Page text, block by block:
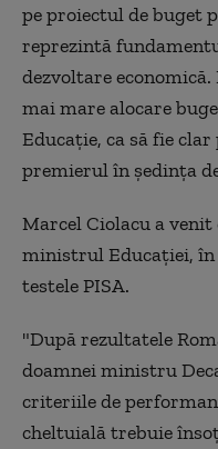
pe proiectul de buget
reprezintă
dezvoltare economică.
mai mare alocare
Educaţie, ca să fie
premierul în şedinţa
Marcel Ciolacu a
ministrul Educaţiei,
testele PISA.
"După rezultatele
doamnei ministru
criteriile de
cheltuială trebuie